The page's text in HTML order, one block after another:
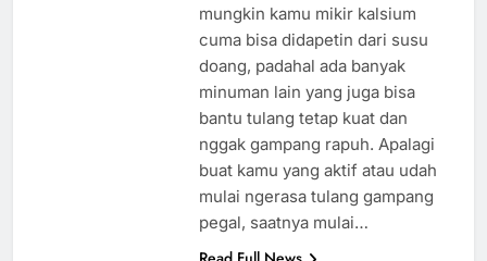
mungkin kamu mikir kalsium
cuma bisa didapetin dari susu
doang, padahal ada banyak
minuman lain yang juga bisa
bantu tulang tetap kuat dan
nggak gampang rapuh. Apalagi
buat kamu yang aktif atau udah
mulai ngerasa tulang gampang
pegal, saatnya mulai…